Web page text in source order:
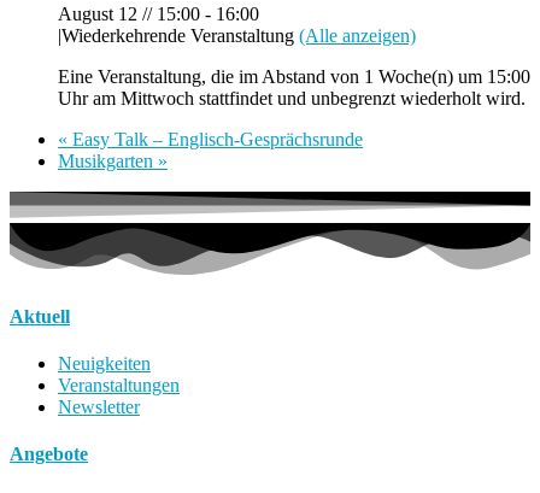
August 12 // 15:00 - 16:00
|Wiederkehrende Veranstaltung (Alle anzeigen)
Eine Veranstaltung, die im Abstand von 1 Woche(n) um 15:00
Uhr am Mittwoch stattfindet und unbegrenzt wiederholt wird.
« Easy Talk – Englisch-Gesprächsrunde
Musikgarten »
Aktuell
Neuigkeiten
Veranstaltungen
Newsletter
Angebote